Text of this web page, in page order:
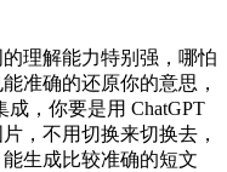
理解能力特别强，哪怕
准确的还原你的意思，
成，你要是用 ChatGPT
，不用切换来切换去，
生成比较准确的短文